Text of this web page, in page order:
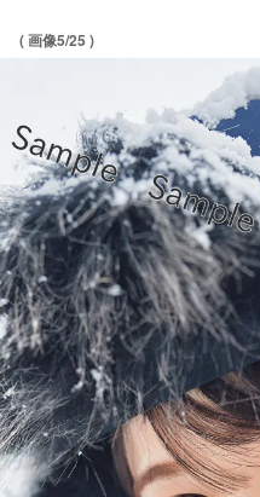
( 画像5/25 )